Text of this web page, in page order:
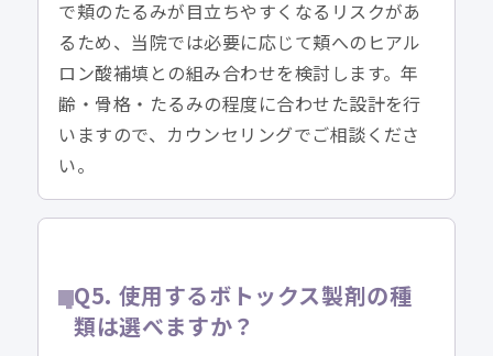
で頬のたるみが目立ちやすくなるリスクがあ
るため、当院では必要に応じて頬へのヒアル
ロン酸補填との組み合わせを検討します。年
齢・骨格・たるみの程度に合わせた設計を行
いますので、カウンセリングでご相談くださ
い。
Q5. 使用するボトックス製剤の種
類は選べますか？